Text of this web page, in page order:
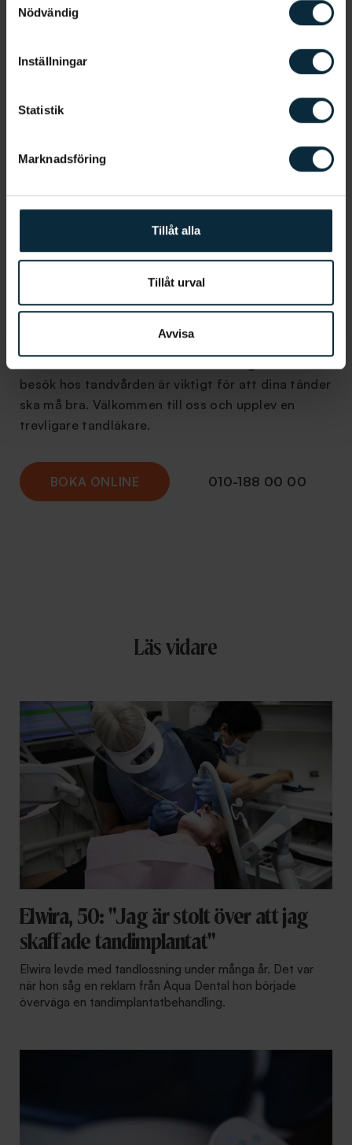
Nödvändig
Inställningar
Statistik
Marknadsföring
Tillåt alla
Tillåt urval
Avvisa
Dags för en undersökning?
besök hos tandvården är viktigt för att dina tänder
ska må bra. Välkommen till oss och upplev en
trevligare tandläkare.
BOKA ONLINE 010-188 00 00
Läs vidare
Elwira, 50: "Jag är stolt över att jag
skaffade tandimplantat"
Elwira levde med tandlossning under många år. Det var
när hon såg en reklam från Aqua Dental hon började
överväga en tandimplantatbehandling.